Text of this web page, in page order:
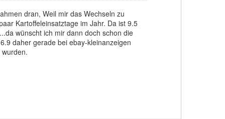
dran, Weil mir das Wechseln zu
Kartoffeleinsatztage im Jahr. Da ist 9.5
wünscht ich mir dann doch schon die
daher gerade bei ebay-kleinanzeigen